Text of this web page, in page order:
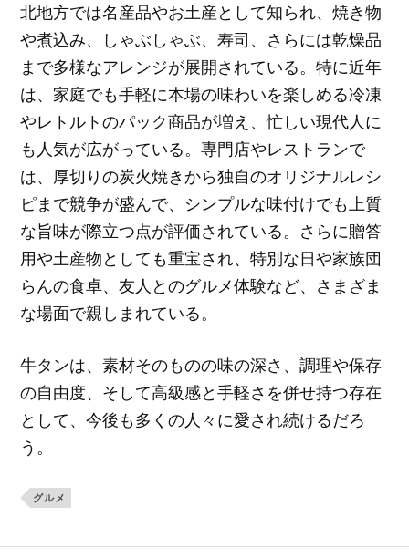
北地方では名産品やお土産として知られ、焼き物
や煮込み、しゃぶしゃぶ、寿司、さらには乾燥品
まで多様なアレンジが展開されている。特に近年
は、家庭でも手軽に本場の味わいを楽しめる冷凍
やレトルトのパック商品が増え、忙しい現代人に
も人気が広がっている。専門店やレストランで
は、厚切りの炭火焼きから独自のオリジナルレシ
ピまで競争が盛んで、シンプルな味付けでも上質
な旨味が際立つ点が評価されている。さらに贈答
用や土産物としても重宝され、特別な日や家族団
らんの食卓、友人とのグルメ体験など、さまざま
な場面で親しまれている。
牛タンは、素材そのものの味の深さ、調理や保存
の自由度、そして高級感と手軽さを併せ持つ存在
として、今後も多くの人々に愛され続けるだろ
う。
グルメ